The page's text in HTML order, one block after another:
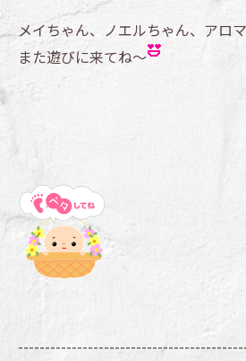
メイちゃん、ノエルちゃん、アロ
また遊びに来てね～